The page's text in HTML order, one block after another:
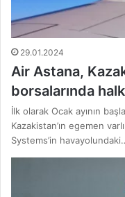
29.01.2024
Air Astana,
borsalarında
İlk olarak Ocak ayının
Kazakistan’ın egemen
Systems’in